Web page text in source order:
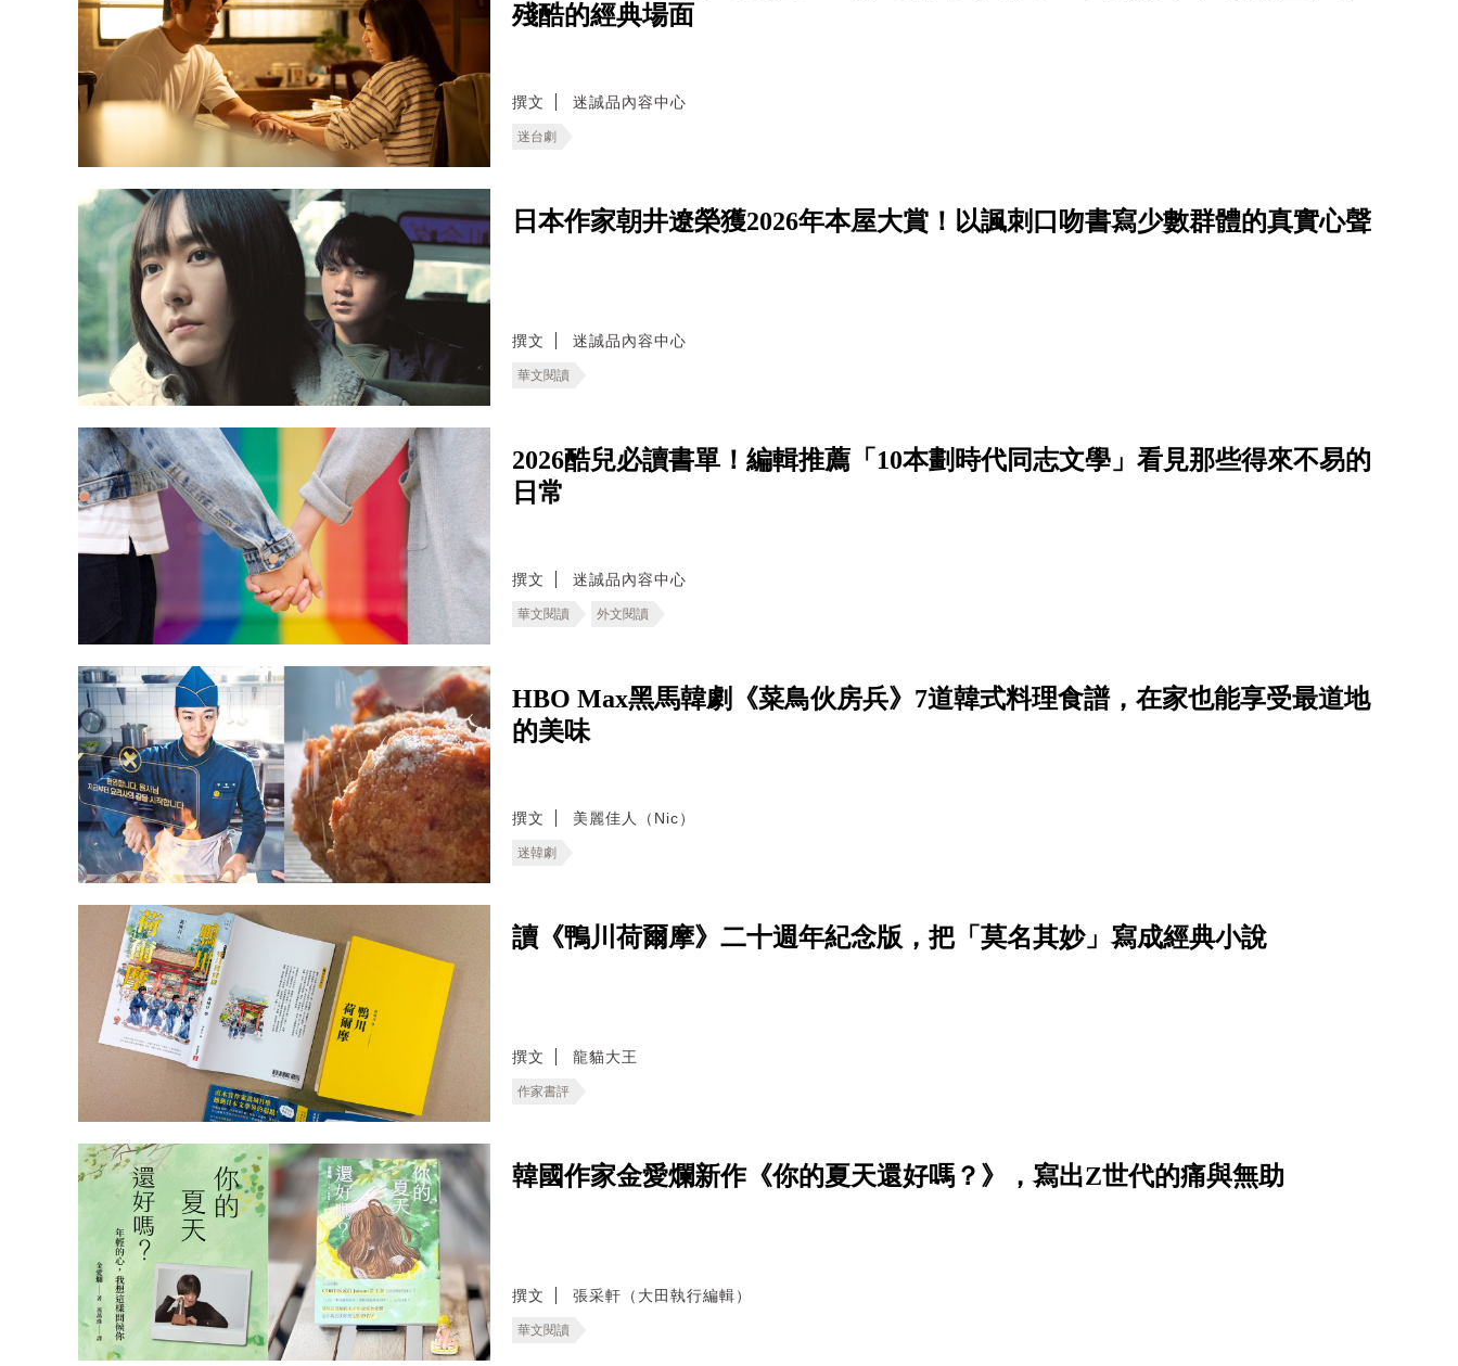
殘酷的經典場面
撰文 迷誠品內容中心
迷台劇
日本作家朝井遼榮獲2026年本屋大賞！以諷刺口吻書寫少數群體的真實心聲
撰文 迷誠品內容中心
華文閱讀
2026酷兒必讀書單！編輯推薦「10本劃時代同志文學」看見那些得來不易的
日常
撰文 迷誠品內容中心
華文閱讀 外文閱讀
HBO Max黑馬韓劇《菜鳥伙房兵》7道韓式料理食譜，在家也能享受最道地
的美味
撰文 美麗佳人（Nic）
迷韓劇
讀《鴨川荷爾摩》二十週年紀念版，把「莫名其妙」寫成經典小說
撰文 龍貓大王
作家書評
韓國作家金愛爛新作《你的夏天還好嗎？》，寫出Z世代的痛與無助
撰文 張采軒（大田執行編輯）
華文閱讀